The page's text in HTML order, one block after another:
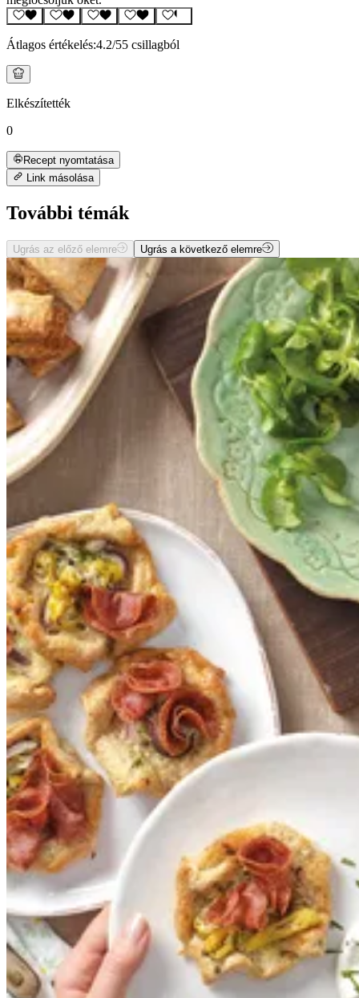
Átlagos értékelés:4.2/55 csillagból
Elkészítették
0
Recept nyomtatása
Link másolása
További témák
Ugrás az előző elemre Ugrás a következő elemre